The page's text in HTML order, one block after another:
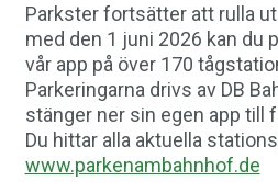
Parkster fortsätter att rulla ut
med den 1 juni 2026 kan du
vår app på över 170
Parkeringarna drivs av DB
stänger ner sin egen app till
Du hittar alla aktuella
www.parkenambahnhof.de